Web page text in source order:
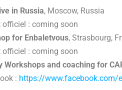
in Russia, Moscow, Russia
officiel : coming soon
for Enbaletvous, Strasbourg,
officiel : coming soon
Workshops and coaching for
: https://www.facebook.com/